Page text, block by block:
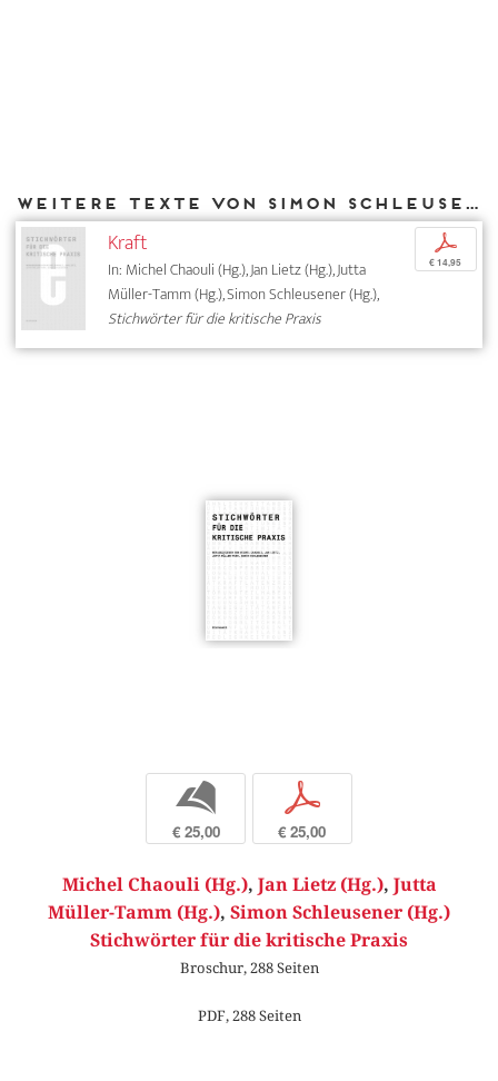
Weitere Texte von Simon Schleusener bei DIAPHANES
Kraft
In: Michel Chaouli (Hg.), Jan Lietz (Hg.), Jutta
Müller-Tamm (Hg.), Simon Schleusener (Hg.),
Stichwörter für die kritische Praxis
p
€ 14,95
b
€ 25,00
p
€ 25,00
Michel Chaouli (Hg.), Jan Lietz (Hg.), Jutta
Müller-Tamm (Hg.), Simon Schleusener (Hg.)
Stichwörter für die kritische Praxis
Broschur, 288 Seiten
PDF, 288 Seiten